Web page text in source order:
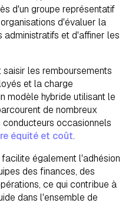
d'un groupe représentatif
d'évaluer la
et d'affiner les
les remboursements
et la charge
modèle hybride utilisant le
de nombreux
occasionnels
équité et coût.
également l'adhésion
des finances, des
ce qui contribue à
dans l'ensemble de